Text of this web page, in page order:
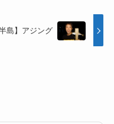
半島】アジング